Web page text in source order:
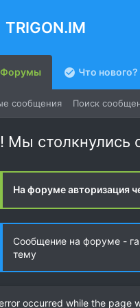
TRIGON.IM
Форумы Что нового?
сообщения Поиск
Мы столкнулись
На форуме авторизация
Сообщение на форуме -
тему
occurred while the page